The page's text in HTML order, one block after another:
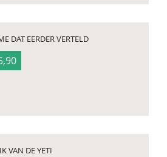
DAT EERDER VERTELD
VAN DE YETI